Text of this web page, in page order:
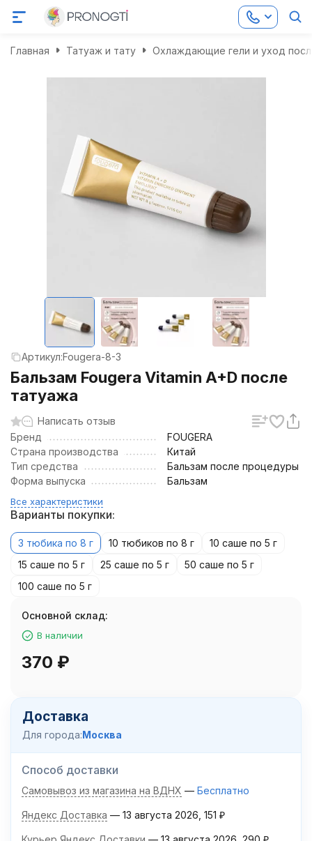
Главная Татуаж и тату Охлаждающие гели и уход
Артикул:Fougera-8-3
Бальзам Fougera Vitamin A+D после
татуажа
Написать отзыв
Бренд
FOUGERA
Страна производства
Китай
Тип средства
Бальзам после процедуры
Форма выпуска
Бальзам
Все характеристики
Варианты покупки:
3 тюбика по 8 г 10 тюбиков по 8 г
10 саше по 5 г
15 саше по 5 г
25 саше по 5 г
50 саше по 5 г
100 саше по 5 г
Основной склад:
В наличии
370 ₽
Доставка
Для города:Москва
Способ доставки
Самовывоз из магазина на ВДНХ Бесплатно
Яндекс Доставка 13 августа 2026 151 ₽